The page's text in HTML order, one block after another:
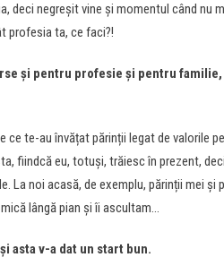
deci negreșit vine și momentul când nu
profesia ta, ce faci?!
și pentru profesie și pentru
ce te-au învățat părinții legat de valorile
fiindcă eu, totuși, trăiesc în prezent,
La noi acasă, de exemplu, părinții mei și
lângă pian și îi ascultam…
asta v-a dat un start bun.